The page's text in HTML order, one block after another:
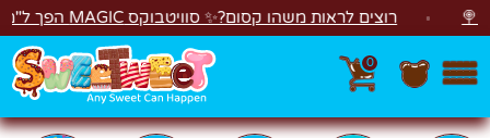
דלג רוצים לראות משהו קסום?✨ סוויטבוקס MAGIC הפך ל"מכונת משחקים"! 🎁🕹️
0
חפשחיפוש